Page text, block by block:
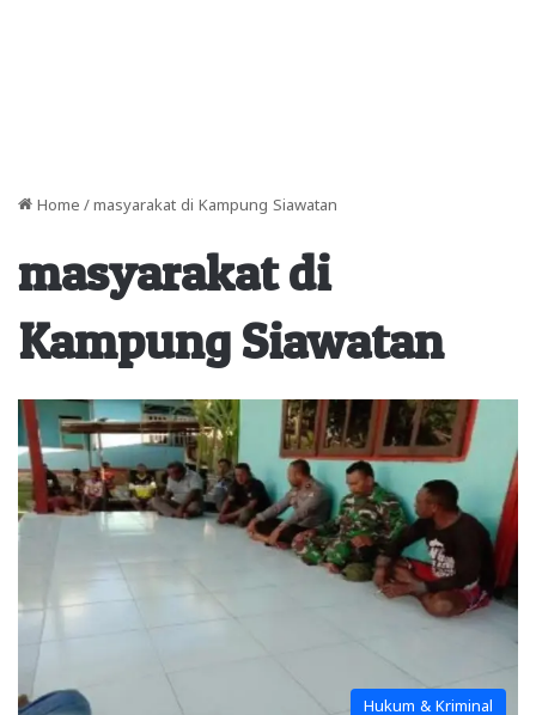
Home / masyarakat di Kampung Siawatan
masyarakat di
Kampung Siawatan
Hukum & Kriminal